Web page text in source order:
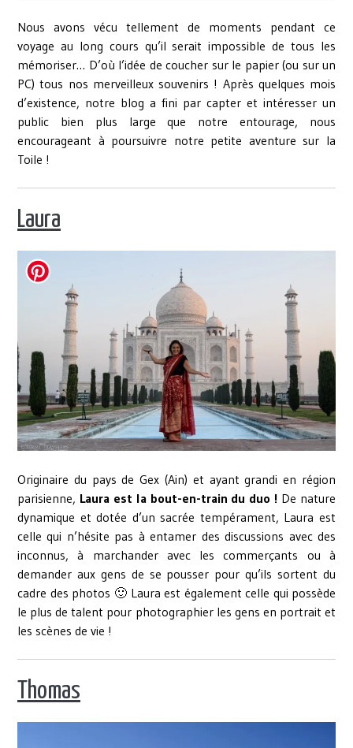
Nous avons vécu tellement de moments pendant ce
voyage au long cours qu’il serait impossible de tous les
mémoriser… D’où l’idée de coucher sur le papier (ou sur un
PC) tous nos merveilleux souvenirs ! Après quelques mois
d’existence, notre blog a fini par capter et intéresser un
public bien plus large que notre entourage, nous
encourageant à poursuivre notre petite aventure sur la
Toile !
Laura
Originaire du pays de Gex (Ain) et ayant grandi en région
parisienne, Laura est la bout-en-train du duo ! De nature
dynamique et dotée d’un sacrée tempérament, Laura est
celle qui n’hésite pas à entamer des discussions avec des
inconnus, à marchander avec les commerçants ou à
demander aux gens de se pousser pour qu’ils sortent du
cadre des photos 🙂 Laura est également celle qui possède
le plus de talent pour photographier les gens en portrait et
les scènes de vie !
Thomas